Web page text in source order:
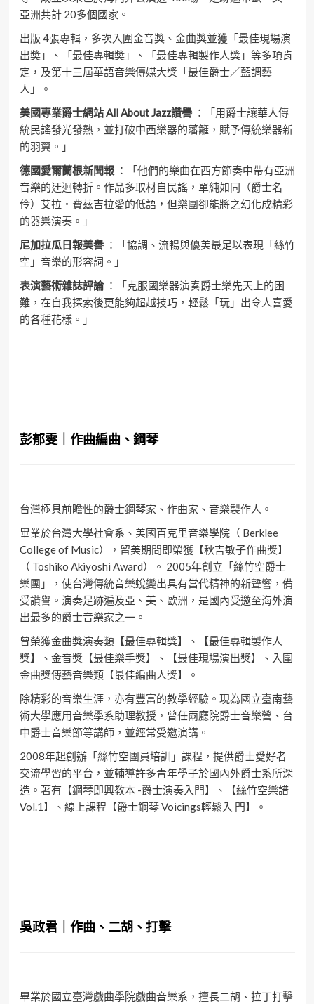
亞洲共計 20多個國家。
出版 4張專輯，多次入圍金音獎、金曲獎並獲「最佳現場演
出奬」、「最佳專輯奬」、「最佳專輯製作人獎」等多項肯
定，及第十三屆華語音樂傳媒大獎「最佳爵士／藍調藝
人」。
美國專業爵士網站 All About Jazz讚譽：「用爵士讓華人傳
統民謠發光發熱，並打破中西樂器的藩籬，賦予傳統樂器新
的羽翼。」
德國愛爾蘭根新聞報：「他們的樂曲在西方節奏中帶有亞洲
音樂的迂迴轉折。作品多取材自民謠，單純如同（爵士名
伶）艾拉‧費茲吉拉愛的低語，但樂團卻能將之幻化成精彩
的器樂演奏。」
尼加拉瓜日報美譽：「協調、流暢與優美最足以表現「絲竹
空」音樂的形容詞。」
表演藝術雜誌評論：「克服國樂器演奏爵士樂先天上的困
難，在自我探索後更能夠超越技巧，輕鬆「玩」出令人喜愛
的各種花樣。」
彭郁雯｜作曲編曲、鋼琴
台灣極具前瞻性的爵士鋼琴家、作曲家、音樂製作人。
畢業於台灣大學社會系、美國百克里音樂學院（ Berklee
College of Music），留美期間即榮獲【秋吉敏子作曲獎】
（ Toshiko Akiyoshi Award）。 2005年創立「絲竹空爵士
樂團」，使台灣傳統音樂蛻變出具有當代精神的新聲響，備
受讚譽。演奏足跡遍及亞、美、歐洲，是國內受邀至海外演
出最多的爵士音樂家之一。
曾榮獲金曲獎演奏類【最佳專輯獎】、【最佳專輯製作人
獎】、金音獎【最佳樂手獎】、【最佳現場演出獎】、入圍
金曲獎傳藝音樂類【最佳編曲人獎】。
除精彩的音樂生涯，亦有豐富的教學經驗。現為國立臺南藝
術大學應用音樂學系助理教授，曾任兩廳院爵士音樂營、台
中爵士音樂節等講師，並經常受邀演講。
2008年起創辦「絲竹空團員培訓」課程，提供爵士愛好者
交流學習的平台，並輔導許多青年學子於國內外爵士系所深
造。著有【鋼琴即興教本 -爵士演奏入門】、【絲竹空樂譜
Vol.1】、線上課程【爵士鋼琴 Voicings輕鬆入 門】。
吳政君｜作曲、二胡、打擊
畢業於國立臺灣戲曲學院戲曲音樂系，擅長二胡、拉丁打擊